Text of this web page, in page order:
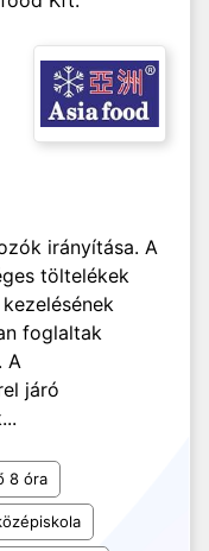
irányítása. A
töltelékek
foglaltak
A
járó
8 óra